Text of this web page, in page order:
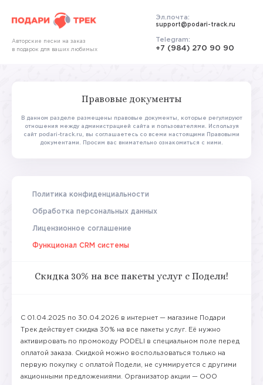
Авторские песни на заказ
в подарок для ваших любимых
Эл.почта:
support@podari-track.ru
Telegram:
+7 (984) 270 90 90
Правовые документы
В данном разделе размещены правовые документы, которые регулируют
отношения между администрацией сайта и пользователями.
Используя
сайт podari-track.ru, вы соглашаетесь со всеми настоящими Правовыми
документами. Просим вас внимательно ознакомиться с ними.
Политика конфиденциальности
Обработка персональных данных
Лицензионное соглашение
Функционал CRM системы
Скидка 30% на все пакеты услуг с Подели!
С 01.04.2025 по 30.04.2026 в интернет — магазине Подари
Трек действует скидка 30% на все пакеты услуг. Её нужно
активировать по промокоду PODELI в специальном поле перед
оплатой заказа. Скидкой можно воспользоваться только на
первую покупку с оплатой Подели, не суммируется с другими
акционными предложениями. Организатор акции — ООО